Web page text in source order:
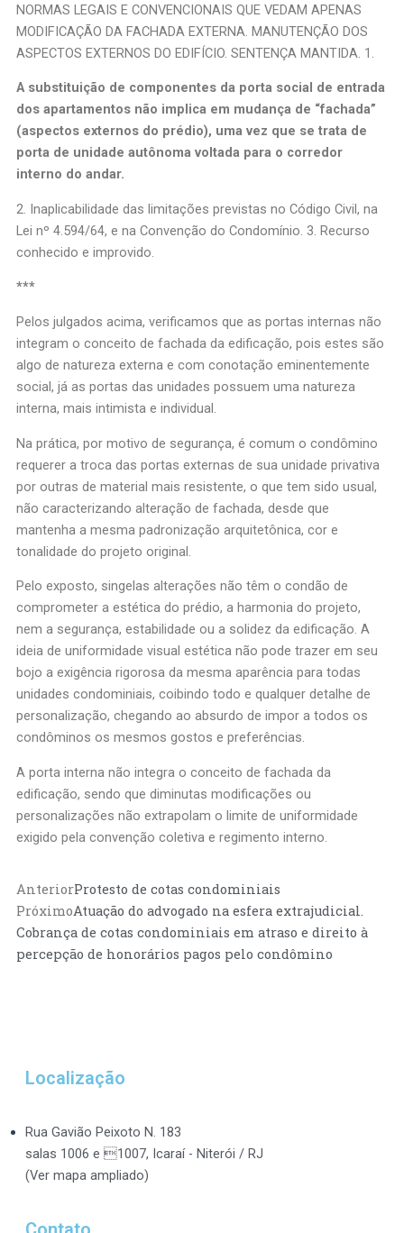
NORMAS LEGAIS E CONVENCIONAIS QUE VEDAM APENAS
MODIFICAÇÃO DA FACHADA EXTERNA. MANUTENÇÃO DOS
ASPECTOS EXTERNOS DO EDIFÍCIO. SENTENÇA MANTIDA. 1.
A substituição de componentes da porta social de entrada
dos apartamentos não implica em mudança de “fachada”
(aspectos externos do prédio), uma vez que se trata de
porta de unidade autônoma voltada para o corredor
interno do andar.
2. Inaplicabilidade das limitações previstas no Código Civil, na
Lei nº 4.594/64, e na Convenção do Condomínio. 3. Recurso
conhecido e improvido.
***
Pelos julgados acima, verificamos que as portas internas não
integram o conceito de fachada da edificação, pois estes são
algo de natureza externa e com conotação eminentemente
social, já as portas das unidades possuem uma natureza
interna, mais intimista e individual.
Na prática, por motivo de segurança, é comum o condômino
requerer a troca das portas externas de sua unidade privativa
por outras de material mais resistente, o que tem sido usual,
não caracterizando alteração de fachada, desde que
mantenha a mesma padronização arquitetônica, cor e
tonalidade do projeto original.
Pelo exposto, singelas alterações não têm o condão de
comprometer a estética do prédio, a harmonia do projeto,
nem a segurança, estabilidade ou a solidez da edificação. A
ideia de uniformidade visual estética não pode trazer em seu
bojo a exigência rigorosa da mesma aparência para todas
unidades condominiais, coibindo todo e qualquer detalhe de
personalização, chegando ao absurdo de impor a todos os
condôminos os mesmos gostos e preferências.
A porta interna não integra o conceito de fachada da
edificação, sendo que diminutas modificações ou
personalizações não extrapolam o limite de uniformidade
exigido pela convenção coletiva e regimento interno.
Prev
AnteriorProtesto de cotas condominiais
PróximoAtuação do advogado na esfera extrajudicial.
Cobrança de cotas condominiais em atraso e direito à
percepção de honorários pagos pelo condômino
Localização
Rua Gavião Peixoto N. 183
salas 1006 e 1007, Icaraí - Niterói / RJ
(Ver mapa ampliado)